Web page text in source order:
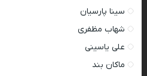
سینا پارسیان
شهاب مظفری
علی یاسینی
ماکان بند